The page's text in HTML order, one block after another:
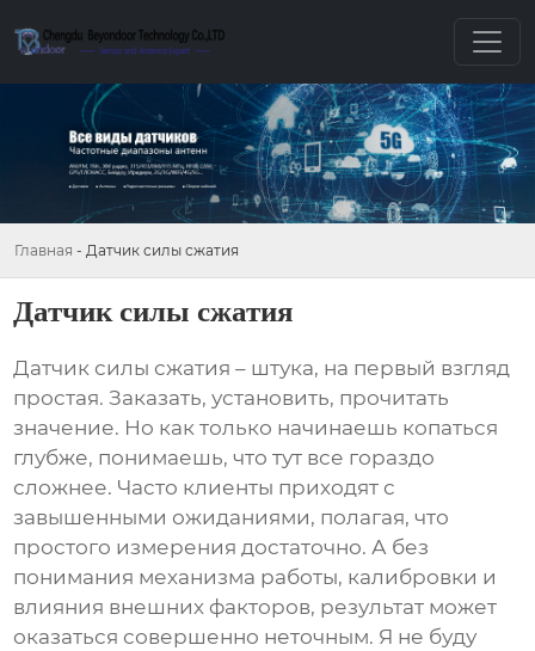
Главная - Датчик силы сжатия
Датчик силы сжатия
Датчик силы сжатия – штука, на первый взгляд
простая. Заказать, установить, прочитать
значение. Но как только начинаешь копаться
глубже, понимаешь, что тут все гораздо
сложнее. Часто клиенты приходят с
завышенными ожиданиями, полагая, что
простого измерения достаточно. А без
понимания механизма работы, калибровки и
влияния внешних факторов, результат может
оказаться совершенно неточным. Я не буду